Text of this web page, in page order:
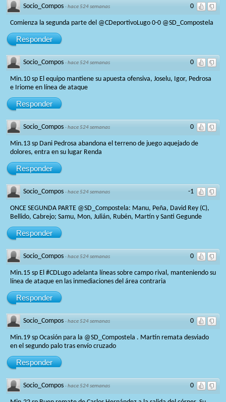
0
Socio_Compos ·hace 524 semanas
Comienza la segunda parte del @CDeportivoLugo 0-0 @SD_Compostela
Responder
0
Socio_Compos ·hace 524 semanas
Min.10 sp El equipo mantiene su apuesta ofensiva, Joselu, Igor, Pedrosa
e Iriome en línea de ataque
Responder
0
Socio_Compos ·hace 524 semanas
Min.13 sp Dani Pedrosa abandona el terreno de juego aquejado de
dolores, entra en su lugar Renda
Responder
-1
Socio_Compos ·hace 524 semanas
ONCE SEGUNDA PARTE @SD_Compostela: Manu, Peña, David Rey (C),
Bellido, Cabrejo; Samu, Mon, Julián, Rubén, Martín y Santi Gegunde
Responder
0
Socio_Compos ·hace 524 semanas
Min.15 sp El #CDLugo adelanta líneas sobre campo rival, manteniendo su
línea de ataque en las inmediaciones del área contraria
Responder
0
Socio_Compos ·hace 524 semanas
Min.19 sp Ocasión para la @SD_Compostela . Martín remata desviado
en el segundo palo tras envío cruzado
Responder
0
Socio_Compos ·hace 524 semanas